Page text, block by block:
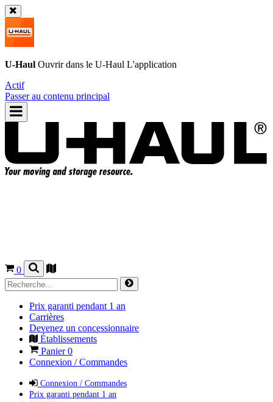
U-Haul Ouvrir dans le U-Haul L'application
Actif
Passer au contenu principal
0
Prix garanti pendant 1 an
Carrières
Devenez un concessionnaire
Établissements
Panier0
Connexion / Commandes
Connexion / Commandes
Prix garanti pendant 1 an